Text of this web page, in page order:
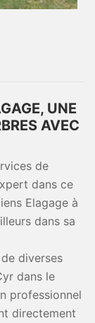
UNE
AVEC
de
dans ce
Elagage à
dans sa
diverses
dans le
professionnel
directement